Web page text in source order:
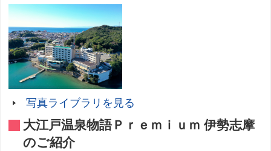
写真ライブラリを見る
大江戸温泉物語Ｐｒｅｍｉｕｍ 伊勢志摩
のご紹介